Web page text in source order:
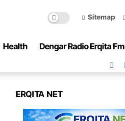
Sitemap
Health Dengar Radio Erqita Fm
ERQITA NET